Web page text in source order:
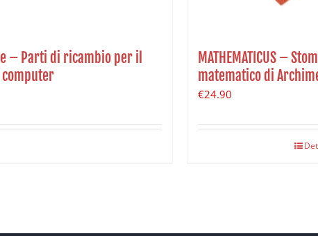
– Parti di ricambio per il
MATHEMATICUS –
matematico di
€24.90